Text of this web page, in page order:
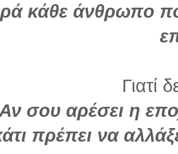
κάθε άνθρωπο
Γιατί
σου αρέσει η
πρέπει να